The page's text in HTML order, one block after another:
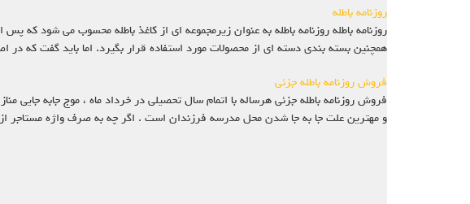
روزنامه باطله
روزنامه باطله روزنامه باطله به عنوان زیرمجموعه ای از کاغذ باطله محسوب می شود که
همچنین بسته بندی دسته ای از محصولات مورد استفاده قرار بگیرد. اما باید گفت که در
فروش روزنامه باطله جزئی
فروش روزنامه باطله جزئی هرساله با اتمام سال تحصیلی در خرداد ماه ، موج جابه جایی
و مهترین علت جا به جا شدن محل مدرسه فرزندان است . اگر چه به صرف واژه مستاجر